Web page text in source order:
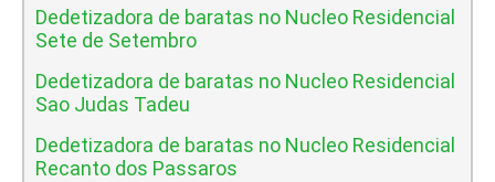
Dedetizadora de baratas no Nucleo Residencial
Sete de Setembro
Dedetizadora de baratas no Nucleo Residencial
Sao Judas Tadeu
Dedetizadora de baratas no Nucleo Residencial
Recanto dos Passaros